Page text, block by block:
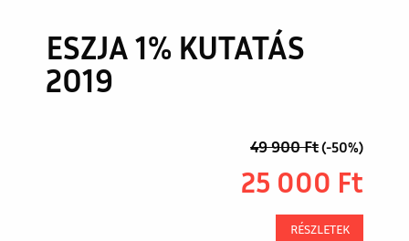
ESZJA 1% KUTATÁS
2019
49 900Ft(-50%)
25 000 Ft
RÉSZLETEK